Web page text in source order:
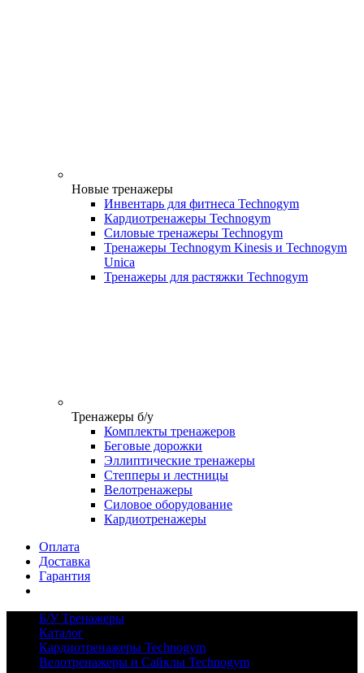
Новые тренажеры
Инвентарь для фитнеса Technogym
Кардиотренажеры Technogym
Силовые тренажеры Technogym
Тренажеры Technogym Kinesis и Technogym
Unica
Тренажеры для растяжки Technogym
Тренажеры б/у
Комплекты тренажеров
Беговые дорожки
Эллиптические тренажеры
Степперы и лестницы
Велотренажеры
Силовое оборудование
Кардиотренажеры
Оплата
Доставка
Гарантия
Б/У Тренажеры
Каталог
Кардиотренажеры Technogym
Велотренажеры и Сайклы Technogym